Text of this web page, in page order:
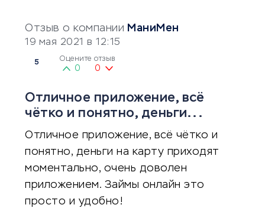
Отзыв о компании МаниМен
19 мая 2021 в 12:15
5 Оцените отзыв
0 0
Отличное приложение, всё
чётко и понятно, деньги...
Отличное приложение, всё чётко и
понятно, деньги на карту приходят
моментально, очень доволен
приложением. Займы онлайн это
просто и удобно!